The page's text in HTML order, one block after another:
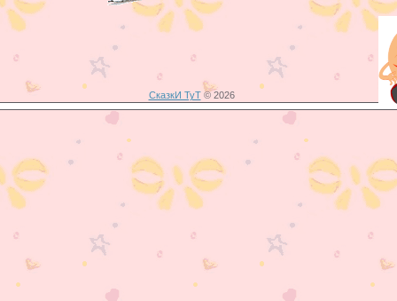
СказкИ ТуТ© 2026